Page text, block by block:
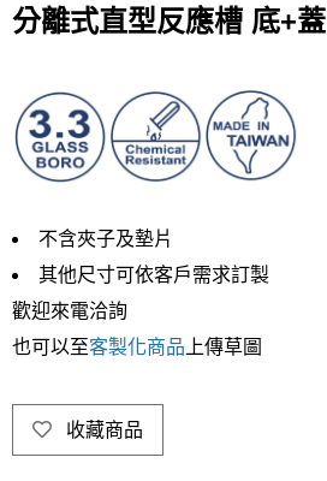
分離式直型反應槽 底+蓋
不含夾子及墊片
其他尺寸可依客戶需求訂製
歡迎來電洽詢
也可以至客製化商品 上傳草圖
收藏商品